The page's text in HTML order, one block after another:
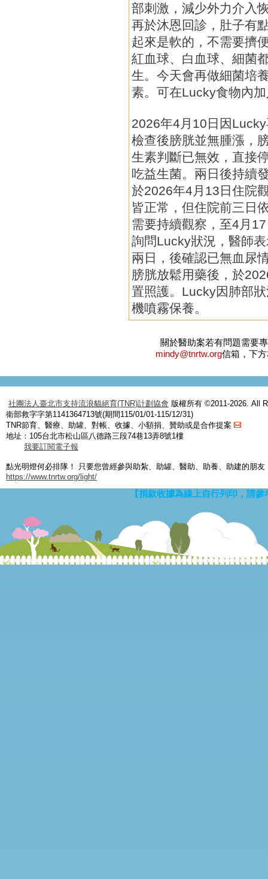
部刺激，減少外力介入
再於沐恩回診，肚子有
起來是軟的，不需要擠
紅血球、白血球、細菌
生。今天會再做細菌培
素。可在Lucky食物內
2026年4月10日因
檢查後膀胱並無腫漲，
生素判斷已無效，直接
吃益生菌。兩日後持續
於2026年4月13日住院
皆正常，但住院前三日
需要持續觀察，至4月
詢問Lucky狀況，醫師
兩日，後確認已無血尿
膀胱放鬆用藥後，於
置照護。Lucky因肺部
機噴霧保養。
關於醫助案若有問題需要
mindy@tnrtw.org信箱，下
社團法人臺北市支持流浪貓絕育(TNR)計劃協會 版權所有 ©2011-2026. All
衛部救字字第1141364713號(期間115/01/01-115/12/31)
TNR節育、醫療、助罐、對帳、收據、小額捐、贊助或是合作提案
地址：105台北市松山區八德路三段74巷13弄8號1樓
我要訂閱電子報
點光明燈何必排隊！ 只要您曾經參與助紮、助罐、醫助、助養、助建的朋
https://www.tnrtw.org/light/
【捐款收據為線上自行列印，請參